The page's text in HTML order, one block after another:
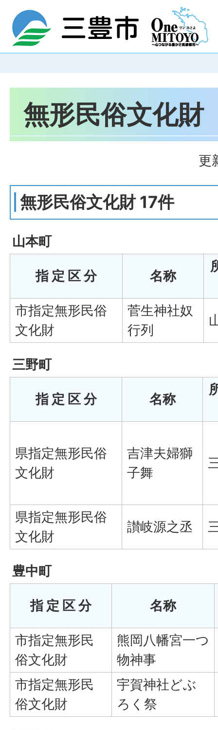
無形民俗文化財
更
無形民俗文化財 17件
山本町
指 定 区 分 名称
市指定無形民俗
文化財
菅生神社奴
行列
三野町
指 定 区 分 名称
県指定無形民俗
文化財
吉津夫婦獅
子舞
県指定無形民俗
文化財
讃岐源之丞
豊中町
指 定 区 分 名称
市指定無形民
俗文化財
熊岡八幡宮一つ
物神事
市指定無形民
俗文化財
宇賀神社どぶ
ろく祭